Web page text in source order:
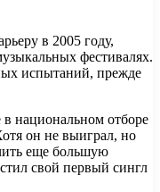
в 2005 году,
фестивалях.
испытаний, прежде
национальном отборе
он не выиграл, но
еще большую
свой первый сингл